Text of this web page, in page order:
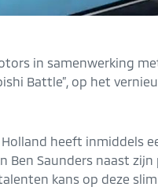
in samenwerking
Battle”, op het
heeft inmiddels
Ben Saunders naast
kans op deze